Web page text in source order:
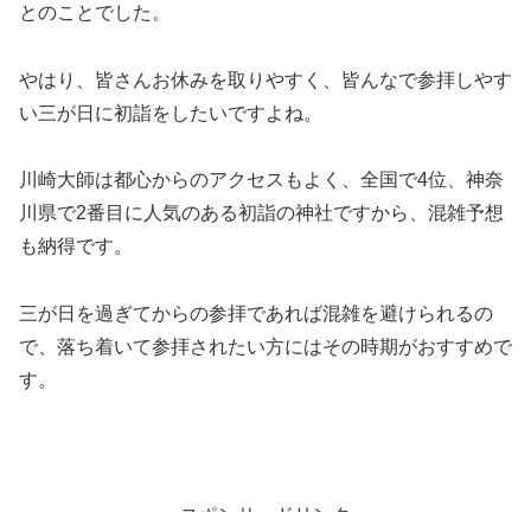
とのことでした。
やはり、皆さんお休みを取りやすく、皆んなで参拝しやす
い三が日に初詣をしたいですよね。
川崎大師は都心からのアクセスもよく、全国で4位、神奈
川県で2番目に人気のある初詣の神社ですから、混雑予想
も納得です。
三が日を過ぎてからの参拝であれば混雑を避けられるの
で、落ち着いて参拝されたい方にはその時期がおすすめで
す。